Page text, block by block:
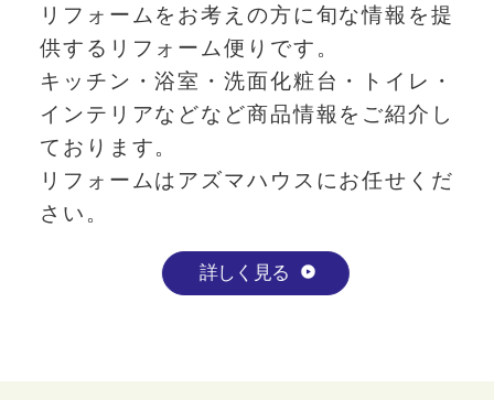
リフォームをお考えの方に旬な情報を提
供するリフォーム便りです。
キッチン・浴室・洗面化粧台・トイレ・
インテリアなどなど商品情報をご紹介し
ております。
リフォームはアズマハウスにお任せくだ
さい。
詳しく見る